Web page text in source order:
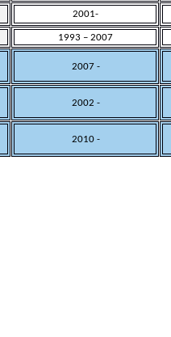
2001-
1993 – 2007
2007 -
2002 -
2010 -